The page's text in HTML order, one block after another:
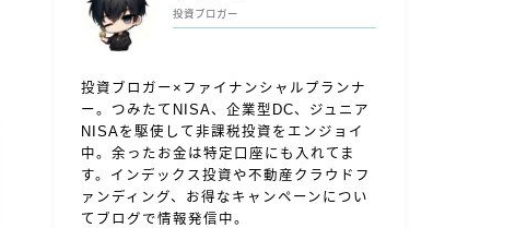
投資ブロガー
投資ブロガー×ファイナンシャルプランナ
ー。つみたてNISA、企業型DC、ジュニア
NISAを駆使して非課税投資をエンジョイ
中。余ったお金は特定口座にも入れてま
す。インデックス投資や不動産クラウドフ
ァンディング、お得なキャンペーンについ
てブログで情報発信中。